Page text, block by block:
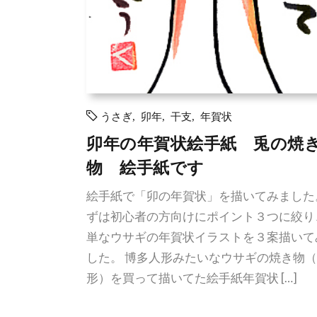
うさぎ 卯年 干支 年賀状
卯年の年賀状絵手紙 兎の焼き
物 絵手紙です
絵手紙で「卯の年賀状」を描いてみました
ずは初心者の方向けにポイント３つに絞
単なウサギの年賀状イラストを３案描いて
した。 博多人形みたいなウサギの焼き物
形）を買って描いてた絵手紙年賀状 […]